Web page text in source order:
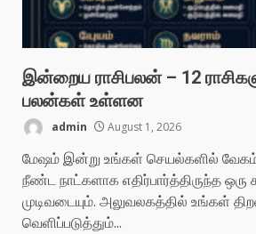
இன்றைய ராசிபலன் – 12
பலன்கள் உள்ளன
admin August 1, 2026
மேஷம் இன்று உங்கள் செயல்களில் வேகம்
நீண்ட நாட்களாக எதிர்பார்த்திருந்த ஒரு
முடிவடையும். அலுவலகத்தில் உங்கள்
வெளிப்படுத்தும்...